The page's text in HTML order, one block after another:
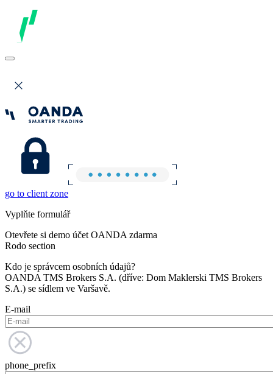
go to client zone
Vyplňte formulář
Otevřete si demo účet OANDA zdarma
Rodo section
Kdo je správcem osobních údajů?
OANDA TMS Brokers S.A. (dříve: Dom Maklerski TMS Brokers
S.A.) se sídlem ve Varšavě.
E-mail
phone_prefix